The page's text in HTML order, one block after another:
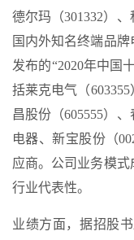
德尔玛（301332）
国内外知名终端品
发布的“2020年中国
括莱克电气（
昌股份（605555）
电器、新宝股份（
应商。公司业务模
行业代表性。
业绩方面，据招股